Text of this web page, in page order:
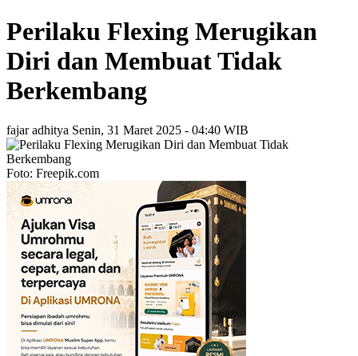
Perilaku Flexing Merugikan
Diri dan Membuat Tidak
Berkembang
fajar adhitya Senin, 31 Maret 2025 - 04:40 WIB
Foto: Freepik.com